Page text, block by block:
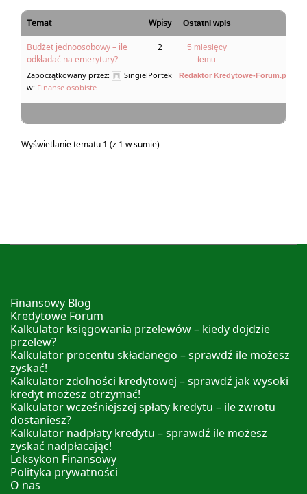
Temat Wpisy Ostatni wpis
Budżet jednoosobowy – ile
odkładać na emerytury?
Zapoczątkowany przez:
SingielPortek
w: Finanse osobiste
2
5 miesięcy
temu
Redaktor Kredytowe-Forum.pl
Wyświetlanie tematu 1 (z 1 w sumie)
Finansowy Blog
Kredytowe Forum
Kalkulator księgowania przelewów – kiedy dojdzie
przelew?
Kalkulator procentu składanego – sprawdź ile możesz
zyskać!
Kalkulator zdolności kredytowej – sprawdź jak wysoki
kredyt możesz otrzymać!
Kalkulator wcześniejszej spłaty kredytu – ile zwrotu
dostaniesz?
Kalkulator nadpłaty kredytu – sprawdź ile możesz
zyskać nadpłacając!
Leksykon Finansowy
Polityka prywatności
O nas